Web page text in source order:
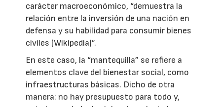
carácter macroeconómico, “demuestra la
relación entre la inversión de una nación en
defensa y su habilidad para consumir bienes
civiles (Wikipedia)”.
En este caso, la “mantequilla” se refiere a
elementos clave del bienestar social, como
infraestructuras básicas. Dicho de otra
manera: no hay presupuesto para todo y,